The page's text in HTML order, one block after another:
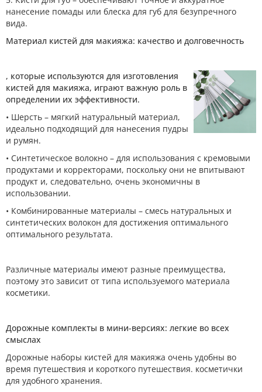
нанесение помады или блеска для губ для безупречного
вида.
Материал кистей для макияжа: качество и долговечность
, которые используются для изготовления
кистей для макияжа, играют важную роль в
определении их эффективности.
• Шерсть – мягкий натуральный материал,
идеально подходящий для нанесения пудры
и румян.
• Синтетическое волокно – для использования с кремовыми
продуктами и корректорами, поскольку они не впитывают
продукт и, следовательно, очень экономичны в
использовании.
• Комбинированные материалы – смесь натуральных и
синтетических волокон для достижения оптимального
оптимального результата.
Различные материалы имеют разные преимущества,
поэтому это зависит от типа используемого материала
косметики.
Дорожные комплекты в мини-версиях: легкие во всех
смыслах
Дорожные наборы кистей для макияжа очень удобны во
время путешествия и короткого путешествия. косметички
для удобного хранения.